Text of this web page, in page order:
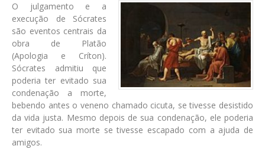
O julgamento e a
execução de Sócrates
são eventos centrais da
obra de Platão
(Apologia e Críton).
Sócrates admitiu que
poderia ter evitado sua
condenação a morte,
bebendo antes o veneno chamado cicuta, se tivesse desistido
da vida justa. Mesmo depois de sua condenação, ele poderia
ter evitado sua morte se tivesse escapado com a ajuda de
amigos.